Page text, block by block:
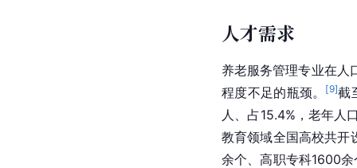
人才需求
养老服务管理专业在人
程度不足的瓶颈。
[9]截
人、占15.4%，老年人
教育领域全国高校共
余个、高职专科1600